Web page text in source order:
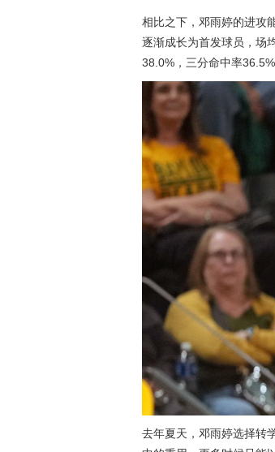
相比之下，邓雨婷的进攻
逐渐成长为首发球员，场
38.0%，三分命中率
去年夏天，邓雨婷选择转